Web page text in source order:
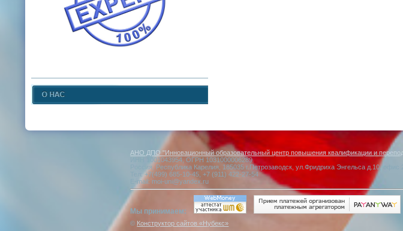
АНО ДПО "Инновационный образовательный центр повышения квалификации и
ИНН 1001043954, ОГРН 1031000006289
Россия, Республика Карелия, 185035 г.Петрозаводск, ул.Фридриха Энгельса д.10, офис
Тел: +7(499) 685-10-45, +7 (911) 422-27-54
E-mail: moi-uni@yandex.ru
Мы принимаем:
© Конструктор сайтов «Нубекс»